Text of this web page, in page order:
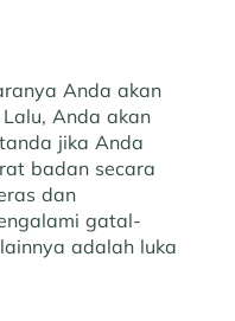
Anda akan
Anda akan
jika Anda
badan secara
dan
gatal-
adalah luka